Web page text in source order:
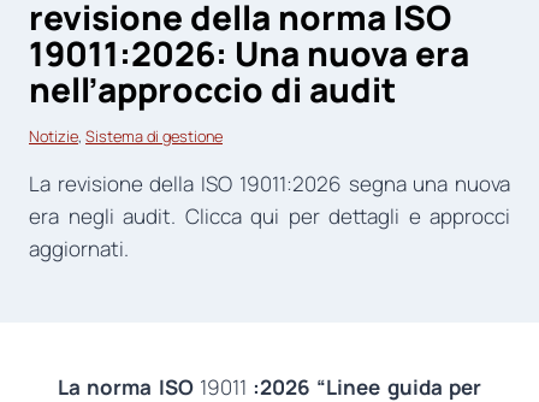
revisione della norma ISO
19011:2026: Una nuova era
nell’approccio di audit
Notizie, Sistema di gestione
La revisione della ISO 19011:2026 segna una nuova
era negli audit. Clicca qui per dettagli e approcci
aggiornati.
La norma ISO19011 :2026 “Linee guida per